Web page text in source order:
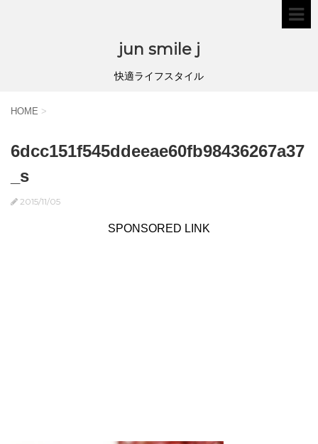
jun smile j
快適ライフスタイル
HOME >
6dcc151f545ddeeae60fb98436267a37
_s
2015/11/05
SPONSORED LINK